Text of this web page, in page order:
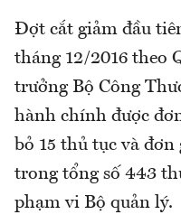
Đợt cắt giảm đầu
tháng 12/2016 theo
trưởng Bộ Công
hành chính được
bỏ 15 thủ tục và
trong tổng số 443
phạm vi Bộ quản lý.